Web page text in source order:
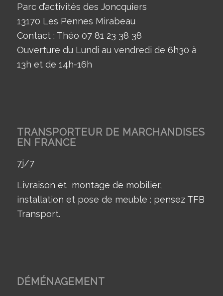
Parc d’activités des Joncquiers
13170 Les Pennes Mirabeau
Contact : Théo 07 81 23 38 38
Ouverture du Lundi au vendredi de 6h30 à
13h et de 14h-16h
TRANSPORTEUR DE MARCHANDISES
EN FRANCE
7j/7
Livraison et montage de mobilier,
installation et pose de meuble : pensez TFB
Transport.
DÉMÉNAGEMENT